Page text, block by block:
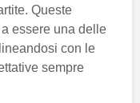
Queste
a essere una delle
con le
sempre